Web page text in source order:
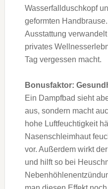
Wasserfallduschkopf
geformten
Ausstattung
privates
Tag vergessen macht.
Bonusfaktor:
Ein Dampfbad sieht
aus, sondern macht
hohe Luftfeuchtigkeit
Nasenschleimhaut
vor. Außerdem wirkt
und hilft so bei